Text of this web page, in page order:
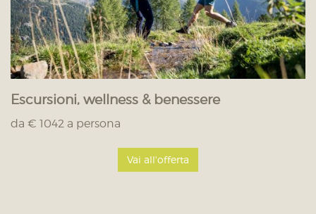
Escursioni, wellness & benessere
da € 1042 a persona
Vai all'offerta